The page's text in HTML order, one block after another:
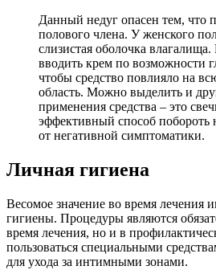
Данный недуг опасен тем, что
полового члена. У женского
слизистая оболочка
вводить крем по возможности
чтобы средство повлияло на
область. Можно выделить и
применения средства – это
эффективный способ побороть
от негативной симптоматики.
Личная гигиена
Весомое значение во время лечения
гигиены. Процедуры являются
время лечения, но и в
пользоваться специальными
для ухода за интимными зонами.